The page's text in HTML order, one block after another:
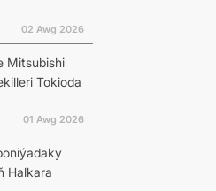
02 Awg 2026
Mitsubishi
Tokioda
01 Awg 2026
Halkara